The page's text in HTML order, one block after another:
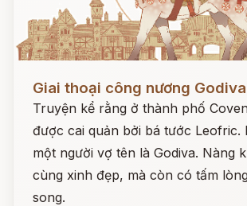
Giai thoại công nương Godiva
Truyện kể rằng ở thành phố
được cai quản bởi bá tước Leofric.
một người vợ tên là Godiva. Nàng
cùng xinh đẹp, mà còn có tấm
song.